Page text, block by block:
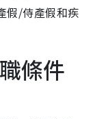
假/侍產假和疾
條件